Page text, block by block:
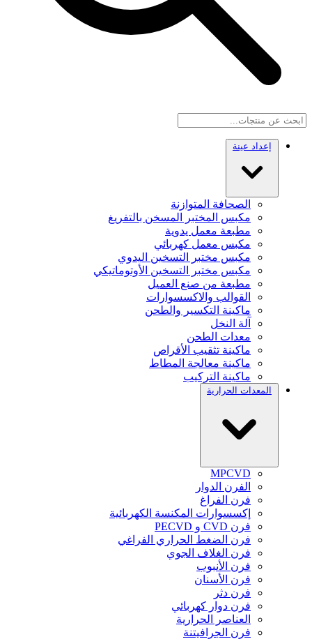
إعداد عينة
الصحافة المتوازنة
مكبس المختبر المسخن بالتفريغ
مطبعة معمل يدوية
مكبس معمل كهربائي
مكبس مختبر التسخين اليدوي
مكبس مختبر التسخين الأوتوماتيكي
مطبعة من صنع العميل
القوالب والاكسسوارات
ماكينة التكسير والطحن
آلة النخل
معدات الطحن
ماكينة تثقيب الأقراص
ماكينة معالجة المطاط
ماكينة التركيب
المعدات الحرارية
MPCVD
الفرن الدوار
فرن الفراغ
إكسسوارات المكنسة الكهربائية
فرن CVD و PECVD
فرن الضغط الحراري الفراغي
فرن الغلاف الجوي
فرن الأنبوب
فرن الأسنان
فرن دثر
فرن دوار كهربائي
العناصر الحرارية
فرن الجرافيتنة